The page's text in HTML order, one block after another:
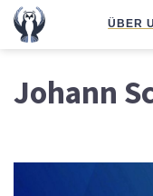
ÜBER
Johann